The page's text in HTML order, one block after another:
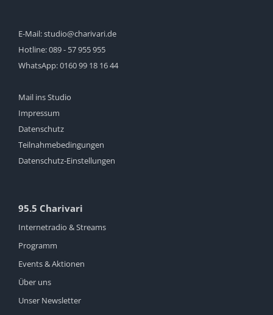
E-Mail:studio@charivari.de
Hotline:089 - 57 955 955
WhatsApp:0160 99 18 16 44
Mail ins Studio
Impressum
Datenschutz
Teilnahmebedingungen
Datenschutz-Einstellungen
95.5 Charivari
Internetradio & Streams
Programm
Events & Aktionen
Über uns
Unser Newsletter